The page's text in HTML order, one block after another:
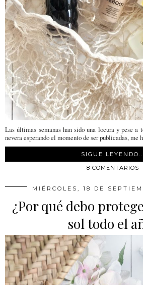
Las últimas semanas han sido una locura y pese a
nevera esperando el momento de ser publicadas, me
SIGUE
8 COMENTARIOS
MIÉRCOLES, 18 DE
¿Por qué debo
sol todo el